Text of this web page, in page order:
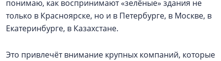
понимаю, как воспринимают «зелёные» здания не
только в Красноярске, но и в Петербурге, в Москве, в
Екатеринбурге, в Казахстане.
Это привлечёт внимание крупных компаний, которые